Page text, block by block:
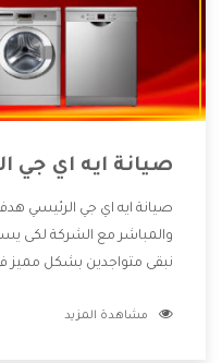
صيانة ايه اي جي
صيانة ايه اي جي الرئيسي
والمباشر مع الشركة لكى
نبقى متواجدين بشكل مميز
الشركة بها والتى تكون منها
مشاهدة المزيد